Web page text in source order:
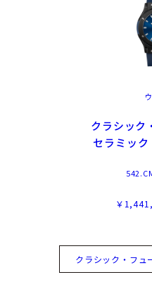
クラシック
セラミッ
￥
クラシック・フュ